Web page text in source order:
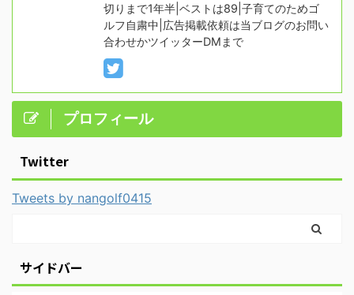
切りまで1年半|ベストは89|子育てのためゴ
ルフ自粛中|広告掲載依頼は当ブログのお問い
合わせかツイッターDMまで
プロフィール
Twitter
Tweets by nangolf0415
サイドバー